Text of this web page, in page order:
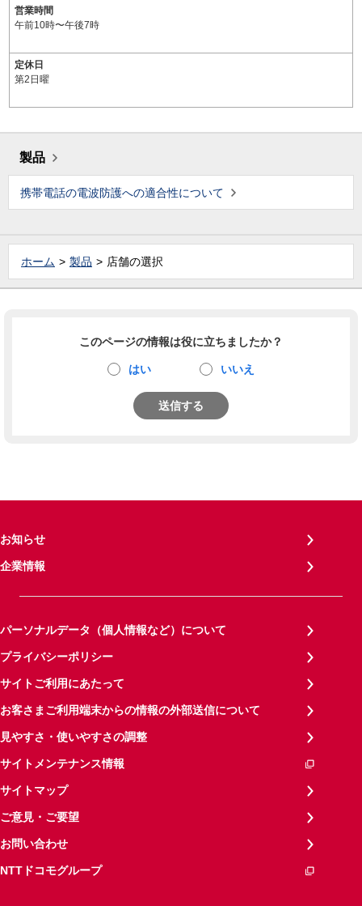
営業時間
午前10時〜午後7時
定休日
第2日曜
製品
携帯電話の電波防護への適合性について
ホーム 製品 店舗の選択
このページの情報は役に立ちましたか？
はい いいえ
送信する
お知らせ
企業情報
パーソナルデータ（個人情報など）について
プライバシーポリシー
サイトご利用にあたって
お客さまご利用端末からの情報の外部送信について
見やすさ・使いやすさの調整
サイトメンテナンス情報
サイトマップ
ご意見・ご要望
お問い合わせ
NTTドコモグループ